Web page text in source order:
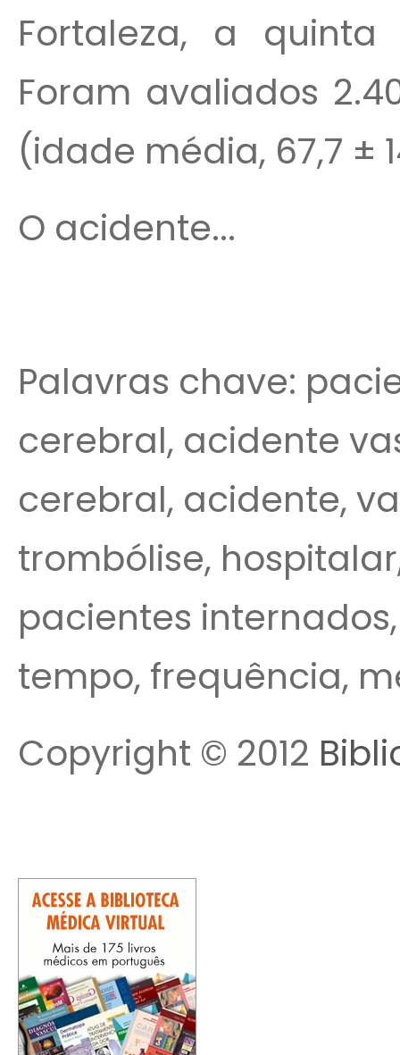
Fortaleza, a
Foram avaliados
(idade média, 67,7 ±
O acidente...
Palavras chave:
cerebral, acidente
cerebral, acidente,
trombólise,
pacientes
tempo, frequência,
Copyright © 2012